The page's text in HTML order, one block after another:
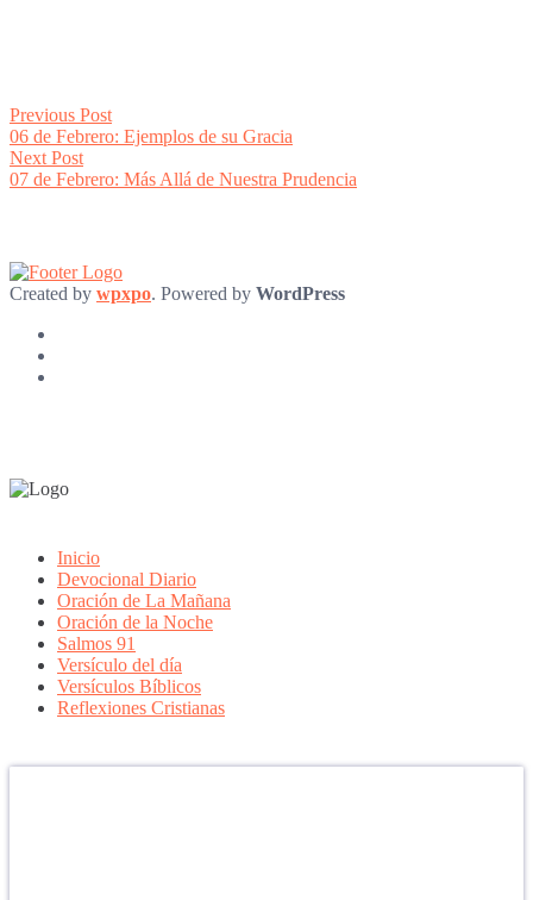
Post
navigation
Previous PostPrevious
post:
06 de Febrero: Ejemplos de su Gracia
Next PostNext
post:
07 de Febrero: Más Allá de Nuestra Prudencia
Created by wpxpo. Powered by WordPress
Inicio
Devocional Diario
Oración de La Mañana
Oración de la Noche
Salmos 91
Versículo del día
Versículos Bíblicos
Reflexiones Cristianas